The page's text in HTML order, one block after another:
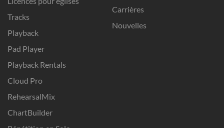
Tracks
Playback
Pad Player
Playback Rentals
Cloud Pro
RehearsalMix
ChartBuilder
Carrières
Nouvelles